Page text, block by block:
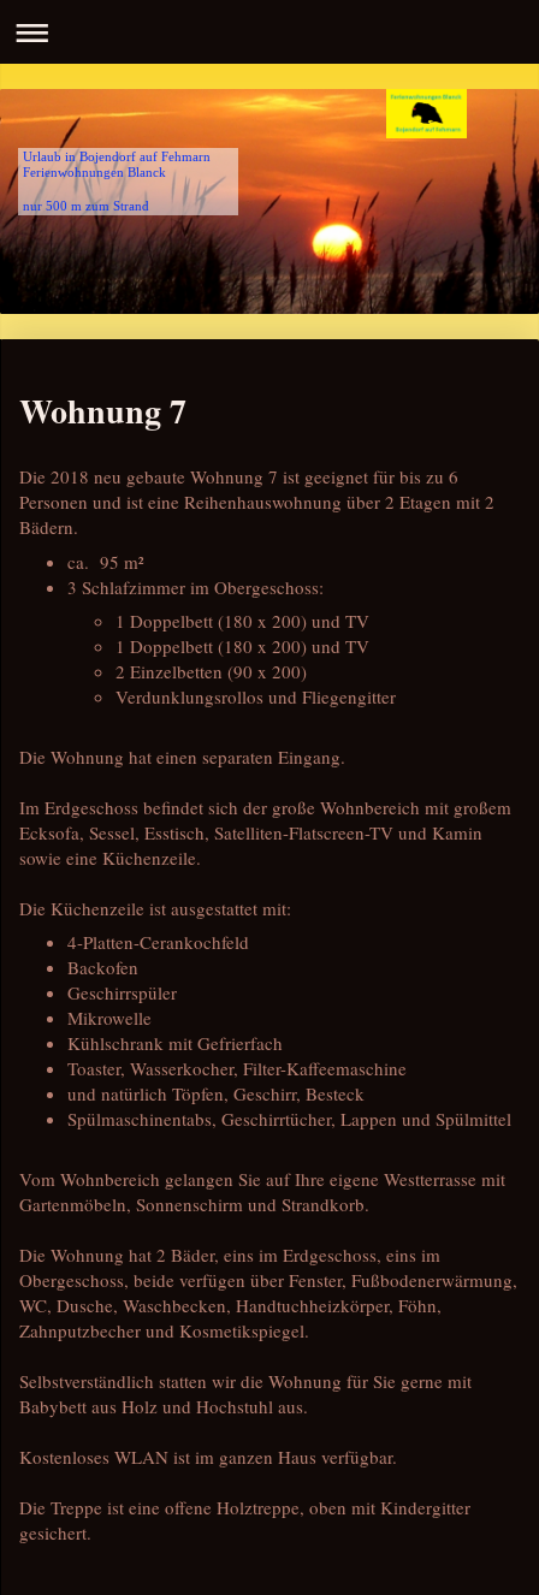
Urlaub in Bojendorf auf Fehmarn
Ferienwohnungen Blanck
nur 500 m zum Strand
Wohnung 7
Die 2018 neu gebaute Wohnung 7 ist geeignet für bis zu 6
Personen und ist eine Reihenhauswohnung über 2 Etagen mit 2
Bädern.
ca. 95 m²
3 Schlafzimmer im Obergeschoss:
1 Doppelbett (180 x 200) und TV
1 Doppelbett (180 x 200) und TV
2 Einzelbetten (90 x 200)
Verdunklungsrollos und Fliegengitter
Die Wohnung hat einen separaten Eingang.
Im Erdgeschoss befindet sich der große Wohnbereich mit großem
Ecksofa, Sessel, Esstisch, Satelliten-Flatscreen-TV und Kamin
sowie eine Küchenzeile.
Die Küchenzeile ist ausgestattet mit:
4-Platten-Cerankochfeld
Backofen
Geschirrspüler
Mikrowelle
Kühlschrank mit Gefrierfach
Toaster, Wasserkocher, Filter-Kaffeemaschine
und natürlich Töpfen, Geschirr, Besteck
Spülmaschinentabs, Geschirrtücher, Lappen und Spülmittel
Vom Wohnbereich gelangen Sie auf Ihre eigene Westterrasse mit
Gartenmöbeln, Sonnenschirm und Strandkorb.
Die Wohnung hat 2 Bäder, eins im Erdgeschoss, eins im
Obergeschoss, beide verfügen über Fenster, Fußbodenerwärmung,
WC, Dusche, Waschbecken, Handtuchheizkörper, Föhn,
Zahnputzbecher und Kosmetikspiegel.
Selbstverständlich statten wir die Wohnung für Sie gerne mit
Babybett aus Holz und Hochstuhl aus.
Kostenloses WLAN ist im ganzen Haus verfügbar.
Die Treppe ist eine offene Holztreppe, oben mit Kindergitter
gesichert.